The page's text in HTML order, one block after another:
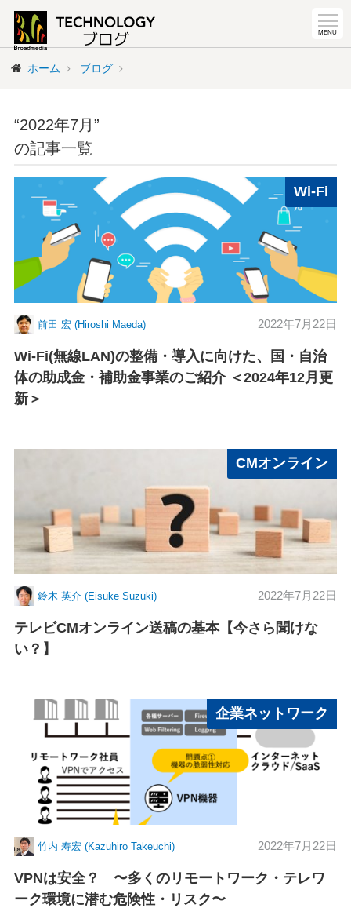
ホーム ブログ
“2022年7月”
の記事一覧
Wi-Fi
前田 宏 (Hiroshi Maeda) 2022年7月22日
Wi-Fi(無線LAN)の整備・導入に向けた、国・自治
体の助成金・補助金事業のご紹介 ＜2024年12月更
新＞
CMオンライン
鈴木 英介 (Eisuke Suzuki) 2022年7月22日
テレビCMオンライン送稿の基本【今さら聞けな
い？】
企業ネットワーク
竹内 寿宏 (Kazuhiro Takeuchi) 2022年7月22日
VPNは安全？ 〜多くのリモートワーク・テレワ
ーク環境に潜む危険性・リスク〜